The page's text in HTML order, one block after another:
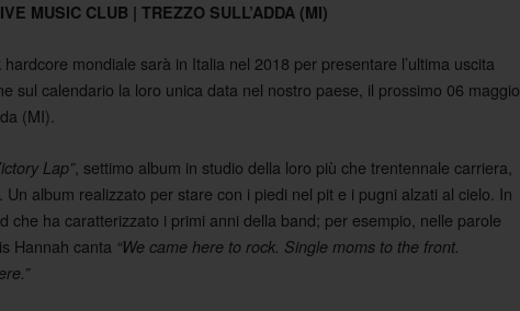
MUSIC CLUB | TREZZO SULL’ADDA (MI)
mondiale sarà in Italia nel 2018 per presentare l’ultima uscita
sul calendario la loro unica data nel nostro paese, il prossimo 06 maggio
(MI).
Lap”, settimo album in studio della loro più che trentennale carriera,
. Un album realizzato per stare con i piedi nel pit e i pugni alzati al cielo. In
che ha caratterizzato i primi anni della band; per esempio, nelle parole
Hannah canta “We came here to rock. Single moms to the front.